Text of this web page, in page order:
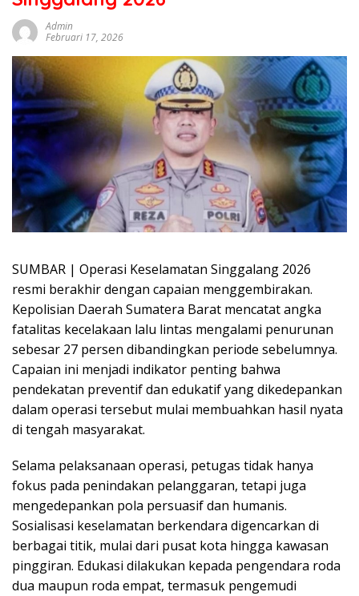
sumbar
tv
live
Admin
Februari 17, 2026
SUMBAR | Operasi Keselamatan Singgalang 2026
resmi berakhir dengan capaian menggembirakan.
Kepolisian Daerah Sumatera Barat mencatat angka
fatalitas kecelakaan lalu lintas mengalami penurunan
sebesar 27 persen dibandingkan periode sebelumnya.
Capaian ini menjadi indikator penting bahwa
pendekatan preventif dan edukatif yang dikedepankan
dalam operasi tersebut mulai membuahkan hasil nyata
di tengah masyarakat.
Selama pelaksanaan operasi, petugas tidak hanya
fokus pada penindakan pelanggaran, tetapi juga
mengedepankan pola persuasif dan humanis.
Sosialisasi keselamatan berkendara digencarkan di
berbagai titik, mulai dari pusat kota hingga kawasan
pinggiran. Edukasi dilakukan kepada pengendara roda
dua maupun roda empat, termasuk pengemudi